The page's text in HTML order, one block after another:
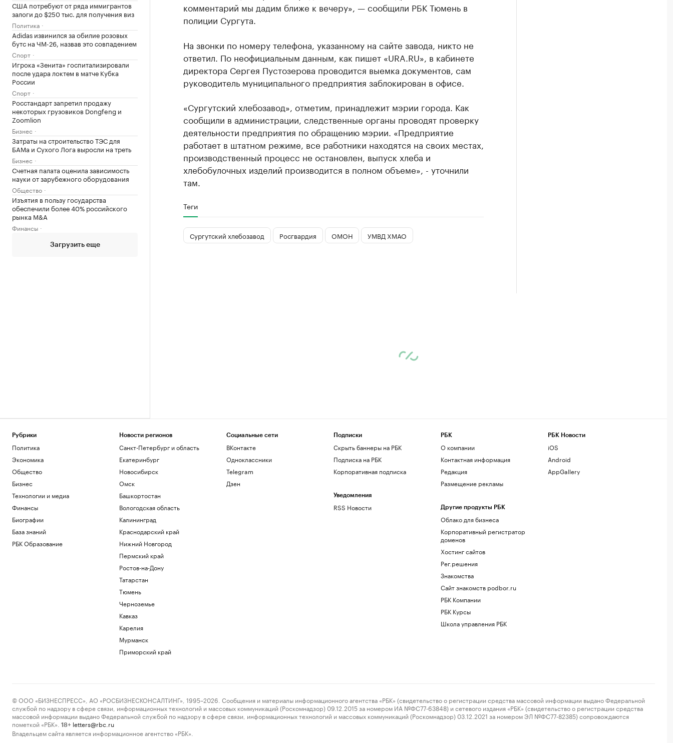
США потребуют от ряда иммигрантов
залоги до $250 тыс. для получения виз
Политика
Adidas извинился за обилие розовых
бутс на ЧМ-26, назвав это совпадением
Спорт
Игрока «Зенита» госпитализировали
после удара локтем в матче Кубка
России
Спорт
Росстандарт запретил продажу
некоторых грузовиков Dongfeng и
Zoomlion
Бизнес
Затраты на строительство ТЭС для
БАМа и Сухого Лога выросли на треть
Бизнес
Счетная палата оценила зависимость
науки от зарубежного оборудования
Общество
Изъятия в пользу государства
обеспечили более 40% российского
рынка M&A
Финансы
Загрузить еще
комментарий мы дадим ближе к вечеру», — сообщили РБК Тюмень в
полиции Сургута.
На звонки по номеру телефона, указанному на сайте завода, никто не
ответил. По неофициальным данным, как пишет «URA.RU», в кабинете
директора Сергея Пустозерова проводится выемка документов, сам
руководитель муниципального предприятия заблокирован в офисе.
«Сургутский хлебозавод», отметим, принадлежит мэрии города. Как
сообщили в администрации, следственные органы проводят проверку
деятельности предприятия по обращению мэрии. «Предприятие
работает в штатном режиме, все работники находятся на своих местах,
производственный процесс не остановлен, выпуск хлеба и
хлебобулочных изделий производится в полном объеме», - уточнили
там.
Теги
Сургутский хлебозавод Росгвардия ОМОН УМВД ХМАО
Рубрики
Политика
Экономика
Общество
Бизнес
Технологии и медиа
Финансы
Биографии
База знаний
РБК Образование
Новости регионов
Санкт-Петербург и область
Екатеринбург
Новосибирск
Омск
Башкортостан
Вологодская область
Калининград
Краснодарский край
Нижний Новгород
Пермский край
Ростов-на-Дону
Татарстан
Тюмень
Черноземье
Кавказ
Карелия
Мурманск
Приморский край
Социальные сети
ВКонтакте
Одноклассники
Telegram
Дзен
Подписки
Скрыть баннеры на РБК
Подписка на РБК
Корпоративная подписка
Уведомления
RSS Новости
РБК
О компании
Контактная информация
Редакция
Размещение рекламы
Другие продукты РБК
Облако для бизнеса
Корпоративный регистратор
доменов
Хостинг сайтов
Рег.решения
Знакомства
Сайт знакомств podbor.ru
РБК Компании
РБК Курсы
Школа управления РБК
РБК Новости
iOS
Android
AppGallery
© ООО «БИЗНЕСПРЕСС», АО «РОСБИЗНЕСКОНСАЛТИНГ», 1995–2026. Сообщения и материалы информационного агентства «РБК» (свидетельство о регистрации средства массовой информации выдано Федеральной
службой по надзору в сфере связи, информационных технологий и массовых коммуникаций (Роскомнадзор) 09.12.2015 за номером ИА №ФС77-63848) и сетевого издания «РБК» (свидетельство о регистрации средства
массовой информации выдано Федеральной службой по надзору в сфере связи, информационных технологий и массовых коммуникаций (Роскомнадзор) 03.12.2021 за номером ЭЛ №ФС77-82385) сопровождаются
пометкой «РБК».
18+ letters@rbc.ru
Владельцем сайта является информационное агентство «РБК».